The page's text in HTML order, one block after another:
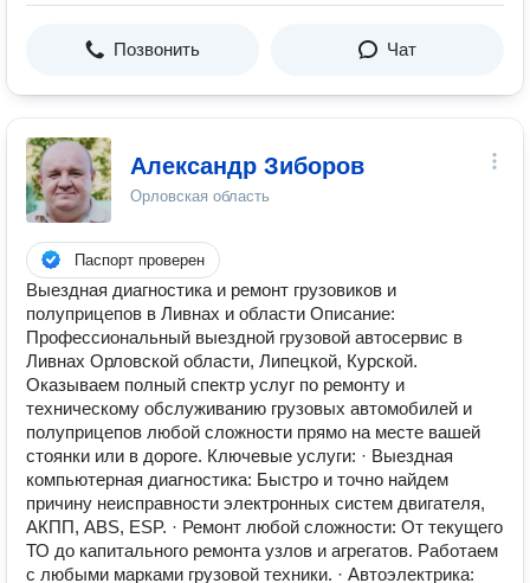
Позвонить Чат
Александр Зиборов
Орловская область
Паспорт проверен
Выездная диагностика и ремонт грузовиков и
полуприцепов в Ливнах и области Описание:
Профессиональный выездной грузовой автосервис в
Ливнах Орловской области, Липецкой, Курской.
Оказываем полный спектр услуг по ремонту и
техническому обслуживанию грузовых автомобилей и
полуприцепов любой сложности прямо на месте вашей
стоянки или в дороге. Ключевые услуги: · Выездная
компьютерная диагностика: Быстро и точно найдем
причину неисправности электронных систем двигателя,
АКПП, ABS, ESP. · Ремонт любой сложности: От текущего
ТО до капитального ремонта узлов и агрегатов. Работаем
с любыми марками грузовой техники. · Автоэлектрика: